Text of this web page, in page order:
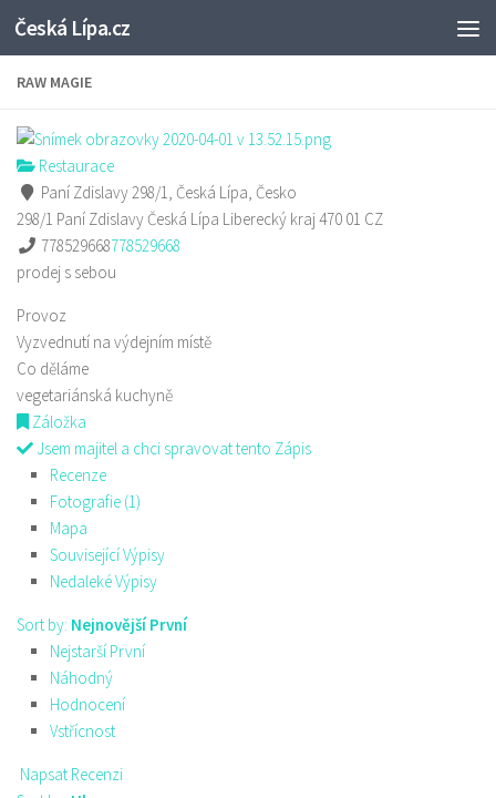
Skip to content
Česká Lípa.cz
RAW MAGIE
Restaurace
Paní Zdislavy 298/1, Česká Lípa, Česko
298/1 Paní Zdislavy Česká Lípa Liberecký kraj470 01 CZ
778529668778529668
prodej s sebou
Provoz
Vyzvednutí na výdejním místě
Co děláme
vegetariánská kuchyně
Záložka
Jsem majitel a chci spravovat tento Zápis
Recenze
Fotografie (1)
Mapa
Související Výpisy
Nedaleké Výpisy
Sort by: Nejnovější První
Nejstarší První
Náhodný
Hodnocení
Vstřícnost
Napsat Recenzi